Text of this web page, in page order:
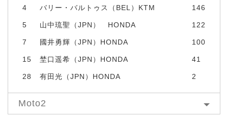
4 バリー・バルトゥス（BEL）KTM 146
5 山中琉聖（JPN） HONDA 122
7 國井勇輝（JPN）HONDA 100
15 埜口遥希（JPN）HONDA 41
28 有田光（JPN）HONDA 2
Moto2